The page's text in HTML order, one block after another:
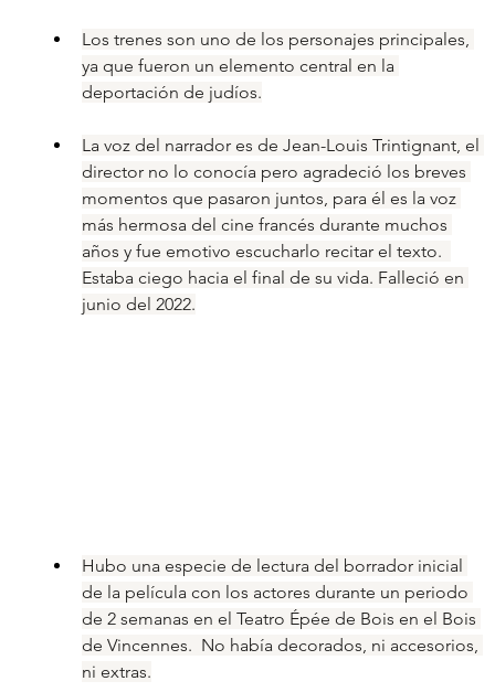
Los trenes son uno de los personajes principales,
ya que fueron un elemento central en la
deportación de judíos.
La voz del narrador es de Jean-Louis Trintignant, el
director no lo conocía pero agradeció los breves
momentos que pasaron juntos, para él es la voz
más hermosa del cine francés durante muchos
años y fue emotivo escucharlo recitar el texto.
Estaba ciego hacia el final de su vida. Falleció en
junio del 2022.
Hubo una especie de lectura del borrador inicial
de la película con los actores durante un periodo
de 2 semanas en el Teatro Épée de Bois en el Bois
de Vincennes.  No había decorados, ni accesorios,
ni extras.